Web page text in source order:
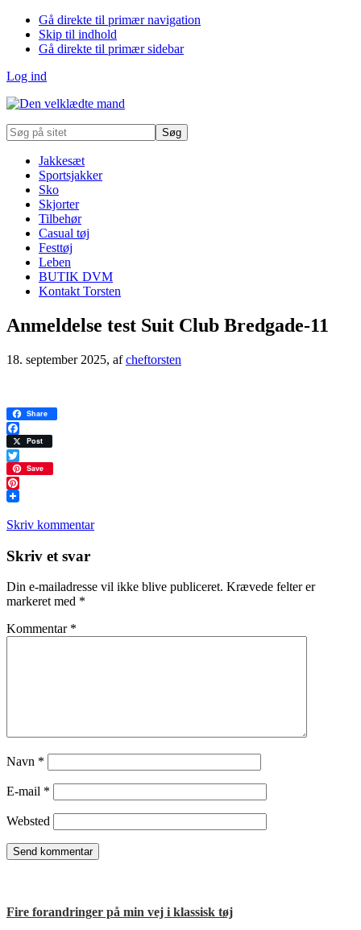
Gå direkte til primær navigation
Skip til indhold
Gå direkte til primær sidebar
Log ind
Søg
på
Jakkesæt
Sportsjakker
Sko
Skjorter
Tilbehør
Casual tøj
Festtøj
Leben
BUTIK DVM
Kontakt Torsten
Anmeldelse test Suit Club Bredgade-11
18. september 2025, afcheftorsten
Share
Facebook
Post
Twitter
Save
Pinterest
Skriv kommentar
Læserinteraktioner
Skriv et svar
Din e-mailadresse vil ikke blive publiceret. Krævede felter er
markeret med *
Kommentar *
Navn *
E-mail *
Websted
Fire forandringer på min vej i klassisk tøj